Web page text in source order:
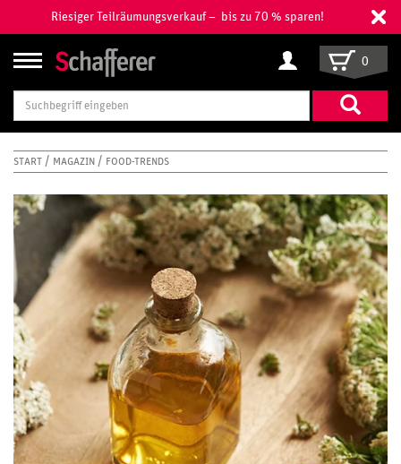
Riesiger Teilräumungsverkauf – bis zu 70 % sparen!
Suchbegriff
eingeben
0
START MAGAZIN FOOD-TRENDS